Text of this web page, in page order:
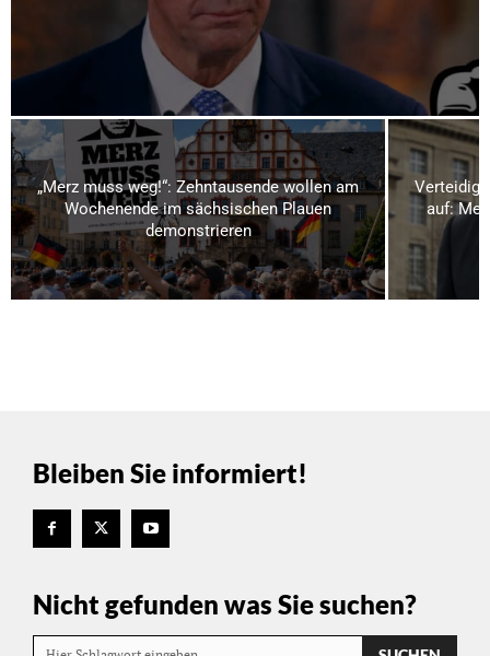
„Merz muss weg!“: Zehntausende wollen am
Wochenende im sächsischen Plauen
demonstrieren
auf:
Bleiben Sie informiert!
Nicht gefunden was Sie suchen?